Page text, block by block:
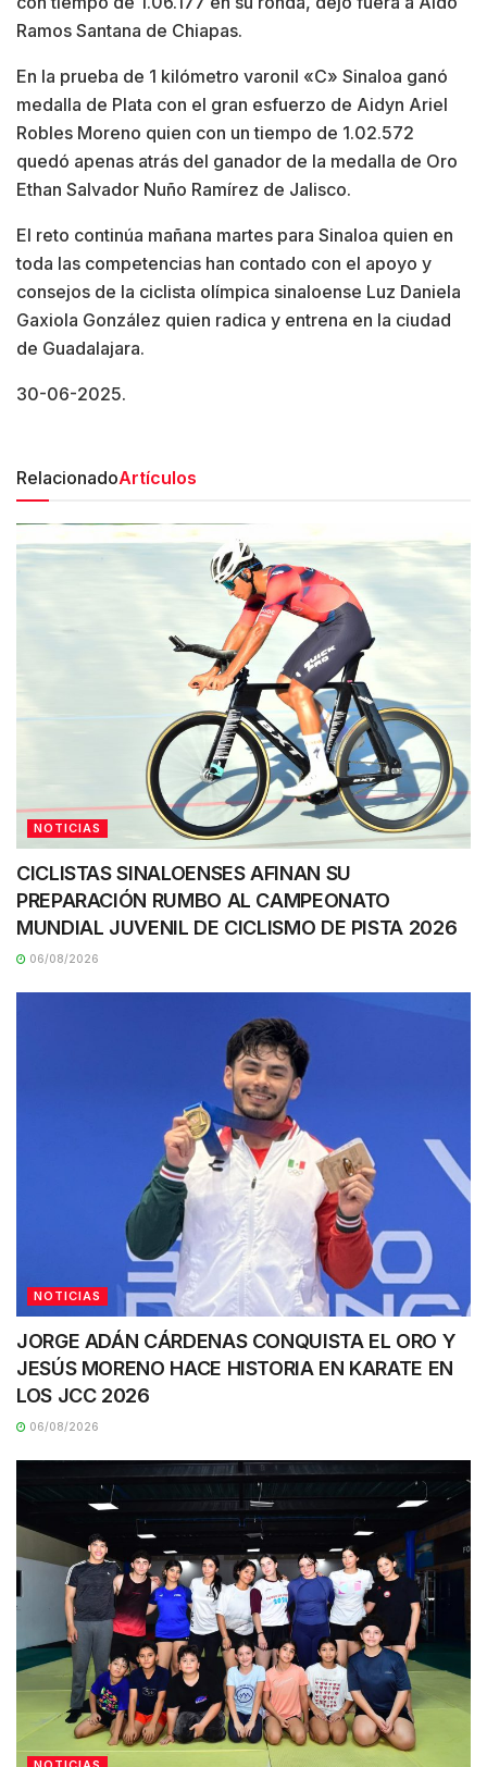
Ramos Santana de Chiapas.
En la prueba de 1 kilómetro varonil «C» Sinaloa ganó
medalla de Plata con el gran esfuerzo de Aidyn Ariel
Robles Moreno quien con un tiempo de 1.02.572
quedó apenas atrás del ganador de la medalla de Oro
Ethan Salvador Nuño Ramírez de Jalisco.
El reto continúa mañana martes para Sinaloa quien en
toda las competencias han contado con el apoyo y
consejos de la ciclista olímpica sinaloense Luz Daniela
Gaxiola González quien radica y entrena en la ciudad
de Guadalajara.
30-06-2025.
RelacionadoArtículos
NOTICIAS
CICLISTAS SINALOENSES AFINAN SU
PREPARACIÓN RUMBO AL CAMPEONATO
MUNDIAL JUVENIL DE CICLISMO DE PISTA 2026
06/08/2026
NOTICIAS
JORGE ADÁN CÁRDENAS CONQUISTA EL ORO Y
JESÚS MORENO HACE HISTORIA EN KARATE EN
LOS JCC 2026
06/08/2026